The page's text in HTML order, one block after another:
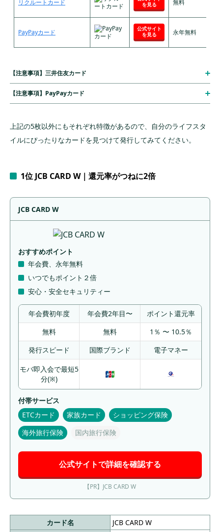
25位 TRUST CLUB プラチナマスターカード｜優
26位 メルカード｜メルカリユーザーにお得！
27位 Amazon Masterカード｜Amazonで1.5%
28位 楽天カードアカデミー｜学生限定のクレジ
ットカード
29位 学生専用ライフカード｜留学などの学生向
30位 楽天プレミアムカード｜ラウンジの使用も
可能
32位 UCプラチナカード｜プラチナカードの中
目的別で選ぶおすすめのクレジットカード
コンビニや飲食店など実店舗での利用で還元率
を高くしたい人におすすめのクレジットカード
ネットショッピングでお得にポイントを貯めた
い人におすすめのクレジットカード
海外旅行先でも手厚い補償を受けたい人におす
すめのクレジットカード
普段の利用でマイルを貯めたい人におすすめの
クレジットカード
券面がおしゃれでデザイン性を求めている人に
おすすめのクレジットカード
すぐにカードが必要で即日発行したい人におす
すめのクレジットカード
【初心者向け】初めて持つクレジットカード
の作り方・選び方
年会費が永年無料・初年度無料のクレジットカ
ードを選ぶ
使用額が低くてもポイントが貯まりやすいクレ
ジットカードを選ぶ
審査の基準が低めなクレジットカードを選ぶ
QRコード決済や電子マネーに紐付けられるクレ
クレジットカード選びに迷ったら簡単診断
リクルートカード
を見る
無料
PayPayカード
公式サイト
を見る
永年無料
【注意事項】三井住友カード
【注意事項】PayPayカード
上記の5枚以外にもそれぞれ特徴があるので、自分のライフスタ
イルにぴったりなカードを見つけて発行してみてください。
1位 JCB CARD W｜還元率がつねに2倍
JCB CARD W
おすすめポイント
年会費、永年無料
いつでもポイント２倍
安心・安全セキュリティー
年会費初年度 年会費2年目〜
ポイント還元率
無料
無料
1％ 〜 10.5％
発行スピード
国際ブランド 電子マネー
モバ即入会で最短5
分(※)
付帯サービス
ETCカード
家族カード
ショッピング保険
海外旅行保険
国内旅行保険
公式サイトで詳細を確認する
【PR】JCB CARD W
カード名
JCB CARD W